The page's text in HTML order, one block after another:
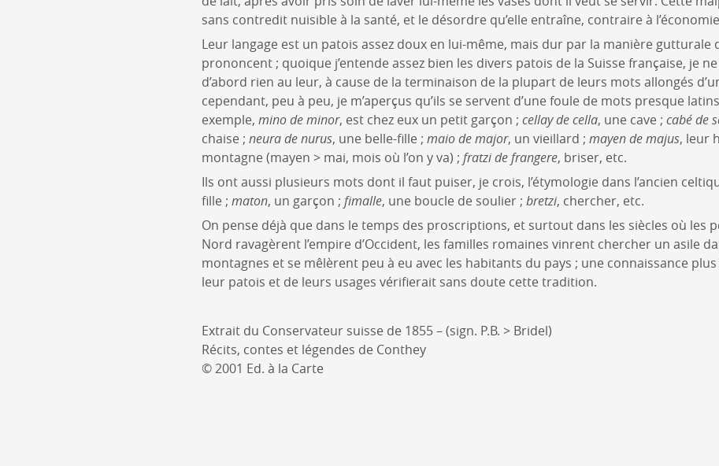
sans contredit nuisible à la santé, et le désordre qu’elle entraîne, contraire à
Leur langage est un patois assez doux en lui-même, mais dur par la manière gutturale
prononcent ; quoique j’entende assez bien les divers patois de la Suisse française, je
d’abord rien au leur, à cause de la terminaison de la plupart de leurs mots allongés
cependant, peu à peu, je m’aperçus qu’ils se servent d’une foule de mots presque
exemple, mino de minor, est chez eux un petit garçon ; cellay de cella, une cave ; cabé de
chaise ; neura de nurus, une belle-fille ; maio de major, un vieillard ; mayen de majus, leur
montagne (mayen > mai, mois où l’on y va) ; fratzi de frangere, briser, etc.
Ils ont aussi plusieurs mots dont il faut puiser, je crois, l’étymologie dans l’ancien
fille ; maton, un garçon ; fimalle, une boucle de soulier ; bretzi, chercher, etc.
On pense déjà que dans le temps des proscriptions, et surtout dans les siècles où les
Nord ravagèrent l’empire d’Occident, les familles romaines vinrent chercher un asile
montagnes et se mêlèrent peu à eu avec les habitants du pays ; une connaissance
leur patois et de leurs usages vérifierait sans doute cette tradition.
Extrait du Conservateur suisse de 1855 – (sign. P.B. > Bridel)
Récits, contes et légendes de Conthey
© 2001 Ed. à la Carte